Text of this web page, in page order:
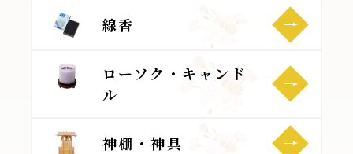
線香
ローソク・キャンド
ル
神棚・神具